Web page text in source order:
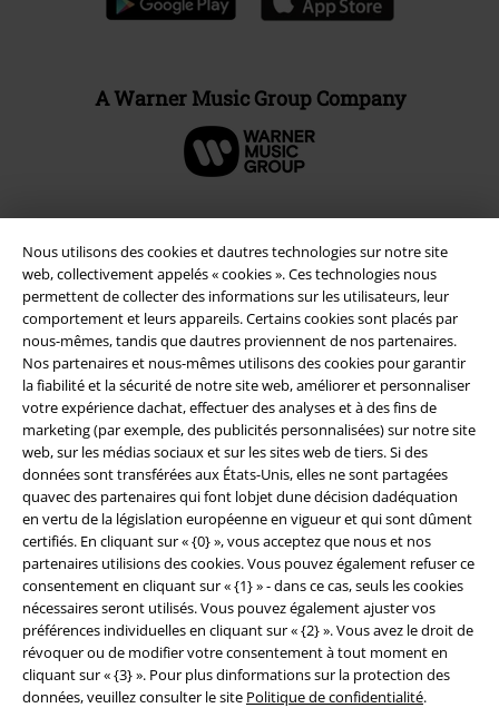
Nous utilisons des cookies et dautres technologies sur notre site
web, collectivement appelés « cookies ». Ces technologies nous
permettent de collecter des informations sur les utilisateurs, leur
comportement et leurs appareils. Certains cookies sont placés par
nous-mêmes, tandis que dautres proviennent de nos partenaires.
Nos partenaires et nous-mêmes utilisons des cookies pour garantir
la fiabilité et la sécurité de notre site web, améliorer et personnaliser
votre expérience dachat, effectuer des analyses et à des fins de
marketing (par exemple, des publicités personnalisées) sur notre site
web, sur les médias sociaux et sur les sites web de tiers. Si des
données sont transférées aux États-Unis, elles ne sont partagées
quavec des partenaires qui font lobjet dune décision dadéquation
en vertu de la législation européenne en vigueur et qui sont dûment
certifiés. En cliquant sur « {0} », vous acceptez que nous et nos
partenaires utilisions des cookies. Vous pouvez également refuser ce
consentement en cliquant sur « {1} » - dans ce cas, seuls les cookies
nécessaires seront utilisés. Vous pouvez également ajuster vos
préférences individuelles en cliquant sur « {2} ». Vous avez le droit de
révoquer ou de modifier votre consentement à tout moment en
cliquant sur « {3} ». Pour plus dinformations sur la protection des
données, veuillez consulter le site Politique de confidentialité.
A Warner Music Group Company
Sécurité
Légal
Conditions générales
Éditeur